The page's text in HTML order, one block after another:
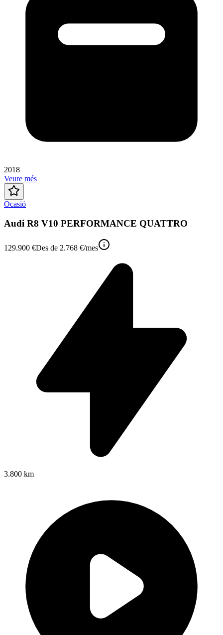
2018
Veure més
Ocasió
Audi R8 V10 PERFORMANCE QUATTRO
129.900 €Des de 2.768 €/mes
3.800 km